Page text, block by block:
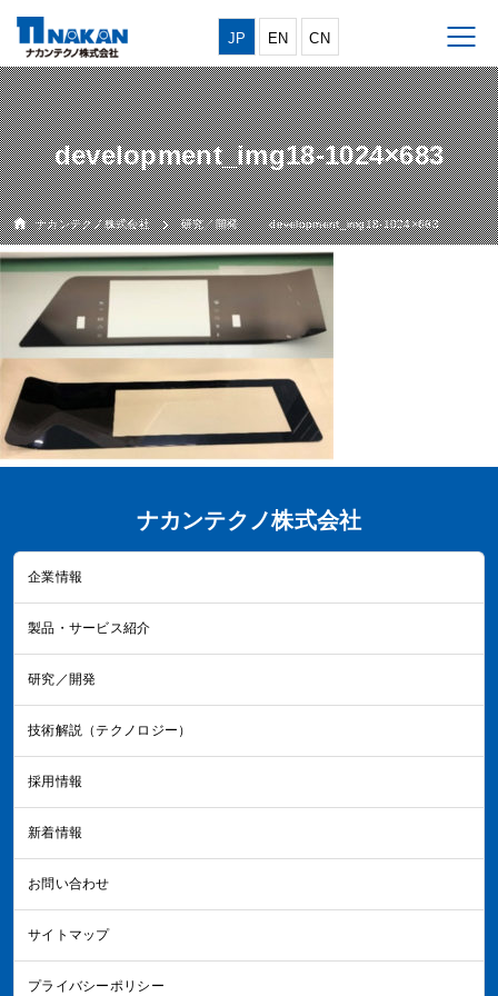
JP EN CN
development_img18-1024×683
ナカンテクノ株式会社 研究／開発 development_img18-1024×683
ナカンテクノ株式会社
企業情報
製品・サービス紹介
研究／開発
技術解説（テクノロジー）
採用情報
新着情報
お問い合わせ
サイトマップ
プライバシーポリシー